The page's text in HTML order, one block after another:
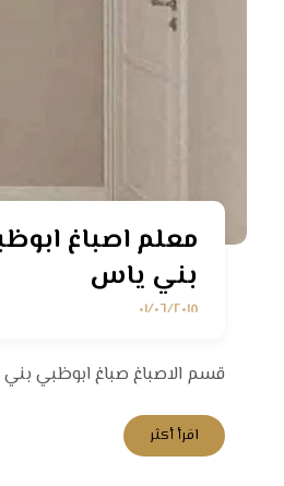
بني ياس
٠١/٠٦/٢٠١٨
قسم الاصباغ صباغ ابوظبي بني
اقرأ أكثر